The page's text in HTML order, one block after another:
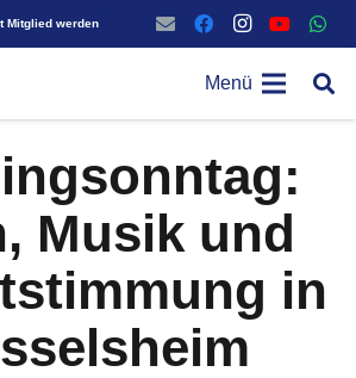
Mitglied werden
Menü
Musik und
in